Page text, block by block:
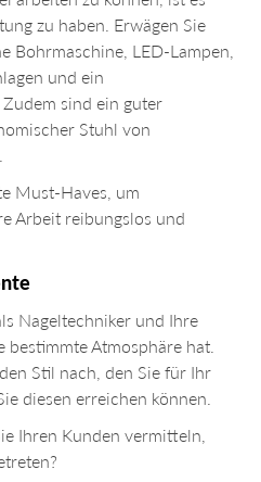
zu haben. Erwägen Sie
Bohrmaschine, LED-Lampen,
und ein
sind ein guter
Stuhl von
Must-Haves, um
Arbeit reibungslos und
Nageltechniker und Ihre
bestimmte Atmosphäre hat.
Stil nach, den Sie für Ihr
diesen erreichen können.
Ihren Kunden vermitteln,